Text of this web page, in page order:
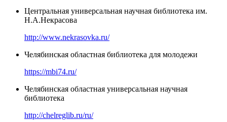
Центральная универсальная научная библиотека им.
Н.А.Некрасова
http://www.nekrasovka.ru/
Челябинская областная библиотека для молодежи
https://mbi74.ru/
Челябинская областная универсальная научная
библиотека
http://chelreglib.ru/ru/